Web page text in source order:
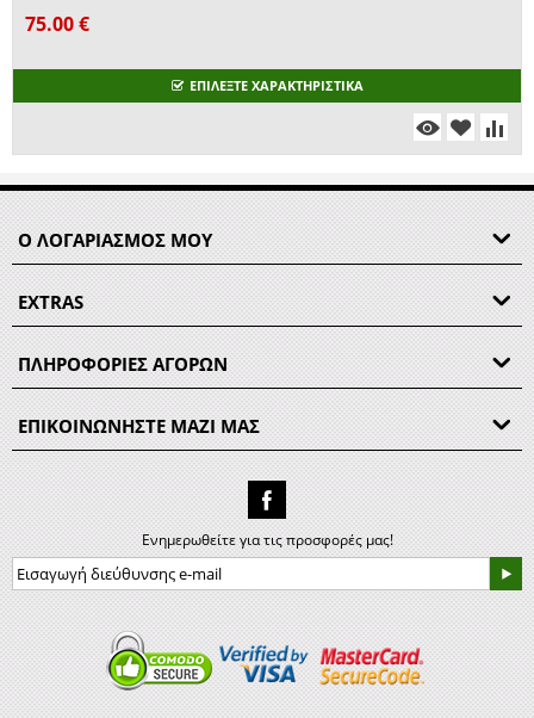
75.00€
ΕΠΙΛΕΞΤΕ ΧΑΡΑΚΤΗΡΙΣΤΙΚΑ
Ο ΛΟΓΑΡΙΑΣΜΟΣ ΜΟΥ
EXTRAS
ΠΛΗΡΟΦΟΡΙΕΣ ΑΓΟΡΩΝ
ΕΠΙΚΟΙΝΩΝΗΣΤΕ ΜΑΖΙ ΜΑΣ
Ενημερωθείτε για τις προσφορές μας!